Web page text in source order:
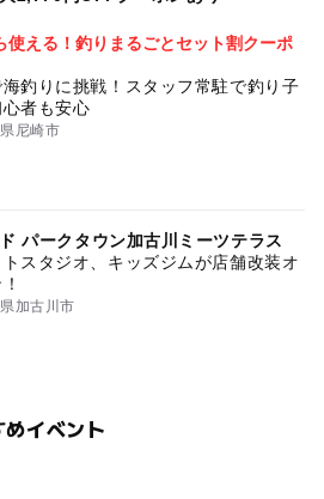
使える！釣りまるごとセット割クーポ
釣りに挑戦！スタッフ常駐で釣り子
者も安心
尼崎市
パークタウン加古川ミーツテラス
トスタジオ、キッズジムが店舗改装オ
加古川市
イベント